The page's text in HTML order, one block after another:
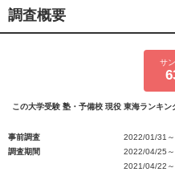
調査概要
サ
この大学受験 塾・予備校 現役 東海ランキン
事前調査
2022/01/31
調査期間
2022/04/25
2021/04/22